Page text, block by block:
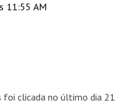
11:55 AM
foi clicada no último dia 21